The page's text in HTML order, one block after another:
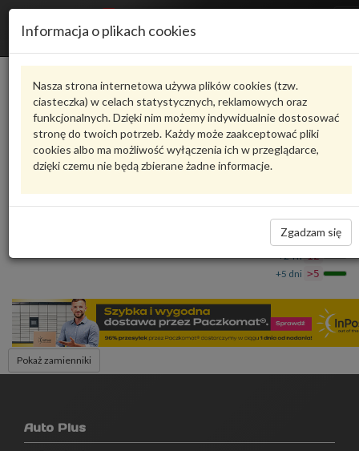
Informacja o plikach cookies
Nasza strona internetowa używa plików cookies (tzw.
ciasteczka) w celach statystycznych, reklamowych oraz
funkcjonalnych. Dzięki nim możemy indywidualnie dostosować
stronę do twoich potrzeb. Każdy może zaakceptować pliki
cookies albo ma możliwość wyłączenia ich w przeglądarce,
dzięki czemu nie będą zbierane żadne informacje.
Zgadzam się
Karta produktu
4M0807550PVAG
VAG - produkt oryginalny VW AUDI SEAT SKODA
Wypełnienie z pianki 4M0807550P VAG
313,76 zł
Dostępność
Wrocław 0
+24 h 12
+5 dni >5
Pokaż zamienniki
Auto Plus